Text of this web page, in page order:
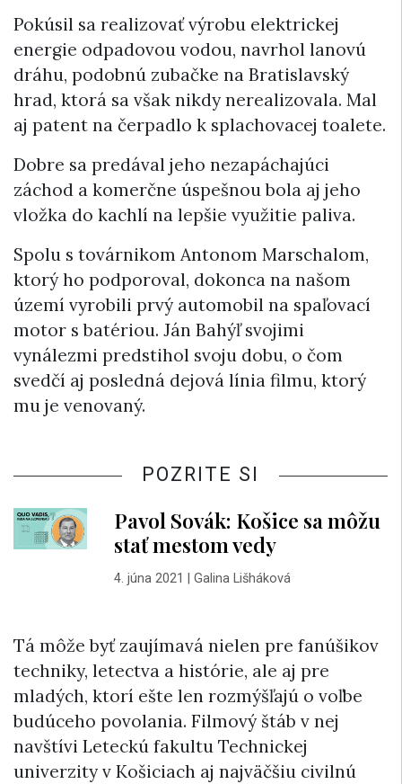
Pokúsil sa realizovať výrobu elektrickej
energie odpadovou vodou, navrhol lanovú
dráhu, podobnú zubačke na Bratislavský
hrad, ktorá sa však nikdy nerealizovala. Mal
aj patent na čerpadlo k splachovacej toalete.
Dobre sa predával jeho nezapáchajúci
záchod a komerčne úspešnou bola aj jeho
vložka do kachlí na lepšie využitie paliva.
Spolu s továrnikom Antonom Marschalom,
ktorý ho podporoval, dokonca na našom
území vyrobili prvý automobil na spaľovací
motor s batériou. Ján Bahýľ svojimi
vynálezmi predstihol svoju dobu, o čom
svedčí aj posledná dejová línia filmu, ktorý
mu je venovaný.
POZRITE SI
Pavol Sovák: Košice sa môžu
stať mestom vedy
4. júna 2021 Galina Lišháková
Tá môže byť zaujímavá nielen pre fanúšikov
techniky, letectva a histórie, ale aj pre
mladých, ktorí ešte len rozmýšľajú o voľbe
budúceho povolania. Filmový štáb v nej
navštívi Leteckú fakultu Technickej
univerzity v Košiciach aj najväčšiu civilnú